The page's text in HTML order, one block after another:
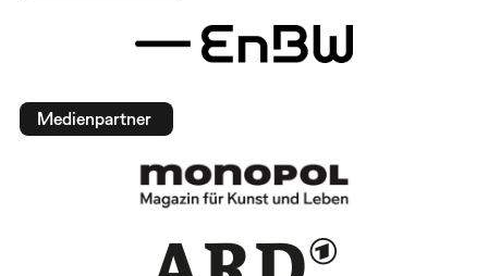
Medienpartner